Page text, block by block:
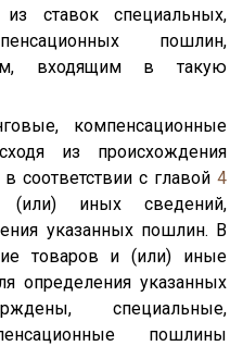
из ставок специальных,
пошлин,
входящим в такую
компенсационные
из происхождения
соответствии с главой 4
иных сведений,
указанных пошлин. В
товаров и (или) иные
определения указанных
специальные,
пошлины